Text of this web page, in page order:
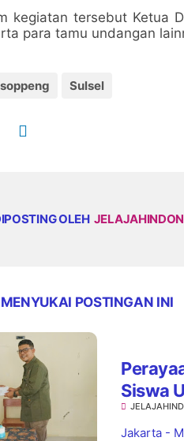
kegiatan tersebut Ketua
para tamu undangan
soppeng Sulsel
OLEH
POSTINGAN INI
Siswa
Jaksel
Jakarta -